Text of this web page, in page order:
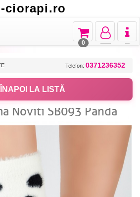
ciorapi.ro
Toggle
Toggle
navigation
Toggle
navigation
0
Telefon: 0371236352
ÎNAPOI LA LISTĂ
Noviti SB093 Panda